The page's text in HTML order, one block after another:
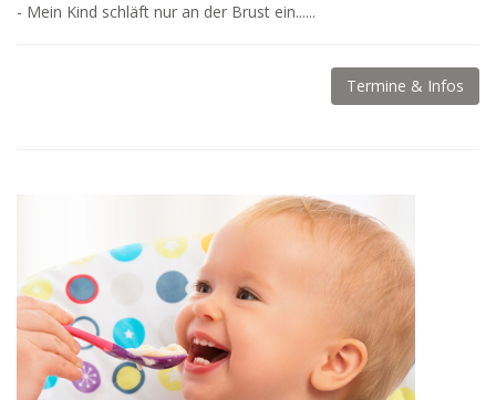
- Mein Kind schläft nur an der Brust ein......
Termine & Infos